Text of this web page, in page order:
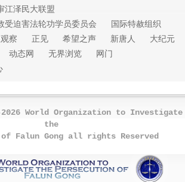
江泽民大联盟
受迫害法轮功学员委员会
国际特赦组织
察 正见 希望之声 新唐人
大纪元
动态网 无界浏览
网门
World Organization to Investigate
the
Falun Gong all rights Reserved